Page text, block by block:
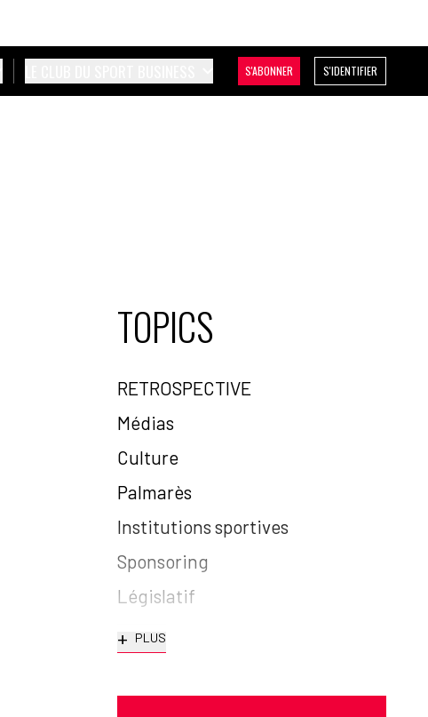
S'ABONNER S'IDENTIFIER
TOPICS
RETROSPECTIVE
Médias
Culture
Palmarès
Institutions sportives
Sponsoring
Législatif
+ PLUS